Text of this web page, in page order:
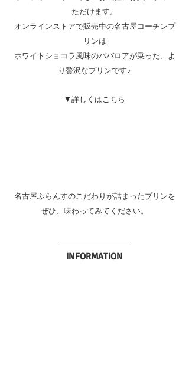
ただけます。
オンラインストアで販売中の名古屋コーチンプ
リンは
ホワイトショコラ風味のババロアが乗った、よ
り贅沢なプリンです♪
▼詳しくはこちら
名古屋ふらんすのこだわりが詰まったプリンを
ぜひ、味わってみてください。
INFORMATION